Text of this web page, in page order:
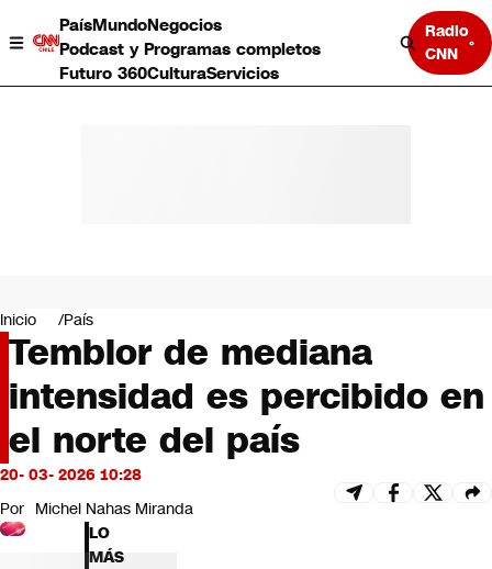
PaísMundoNegocios
Podcast y Programas completos
Futuro 360CulturaServicios
Radio
CNN
Negocios
Deportes
Programas completos
Cultura
Servicios
Bits
CNN tiempo
Futuro 360
Opinión
Inicio País
Temblor de mediana
intensidad es percibido en
el norte del país
20- 03- 2026 10:28
Por Michel Nahas Miranda
LO
MÁS